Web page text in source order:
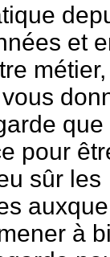
et
métier,
que
pour
sûr les
à